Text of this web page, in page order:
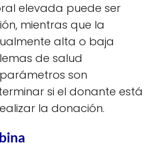
elevada puede ser
mientras que la
alta o baja
de salud
son
si el donante está
la donación.